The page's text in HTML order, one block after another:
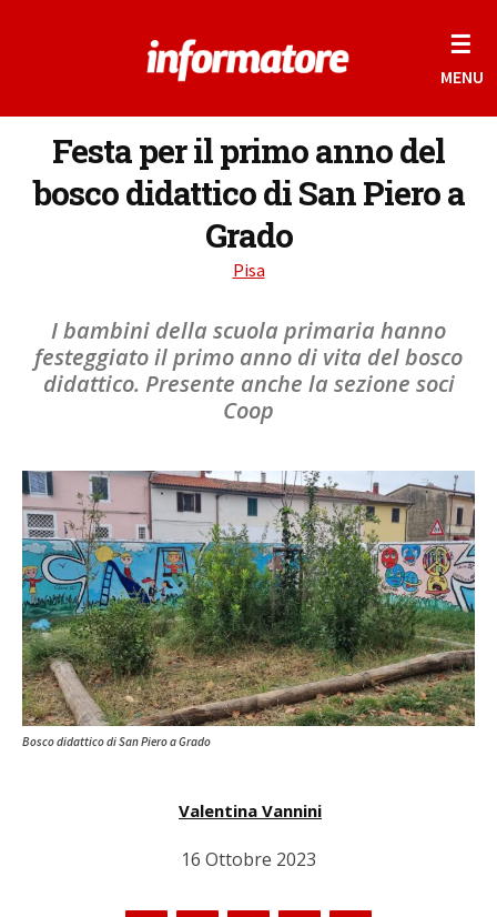
☰
MENU
Festa per il primo anno del
bosco didattico di San Piero a
Grado
Pisa
I bambini della scuola primaria hanno
festeggiato il primo anno di vita del bosco
didattico. Presente anche la sezione soci
Coop
Bosco didattico di San Piero a Grado
Valentina Vannini
16 Ottobre 2023